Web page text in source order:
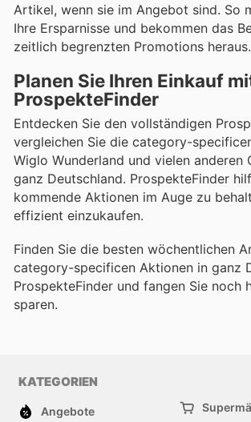
Artikel, wenn sie im Angebot sind. So
Ihre Ersparnisse und bekommen das
zeitlich begrenzten Promotions heraus.
Planen Sie Ihren Einkauf
ProspekteFinder
Entdecken Sie den vollständigen
vergleichen Sie die category-
Wiglo Wunderland und vielen anderen
ganz Deutschland. ProspekteFinder
kommende Aktionen im Auge zu
effizient einzukaufen.
Finden Sie die besten wöchentlichen
category-specificen Aktionen in ganz
ProspekteFinder und fangen Sie noch
sparen.
KATEGORIEN
Angebote